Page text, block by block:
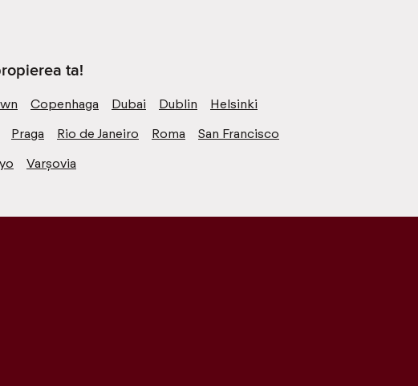
ta!
Copenhaga Dubai Dublin
Helsinki
Praga Rio de Janeiro Roma
San Francisco
Varșovia